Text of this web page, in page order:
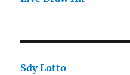
Sdy Lotto